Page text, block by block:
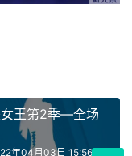
王第2季—全场
年04月03日 15:56:00